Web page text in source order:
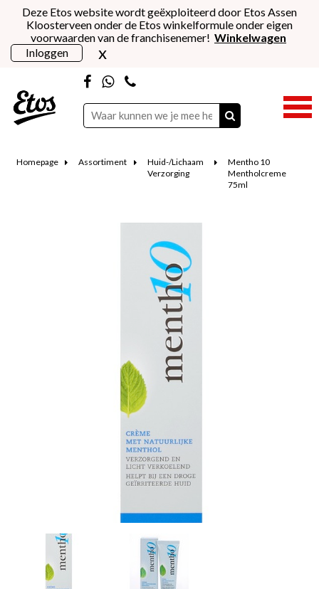
Deze Etos website wordt geëxploiteerd door Etos Assen
Kloosterveen onder de Etos winkelformule onder eigen
voorwaarden van de franchisenemer! Winkelwagen
Inloggen
x
Homepage Assortiment
Huid-/Lichaam
Verzorging
Mentho 10
Mentholcreme
75ml